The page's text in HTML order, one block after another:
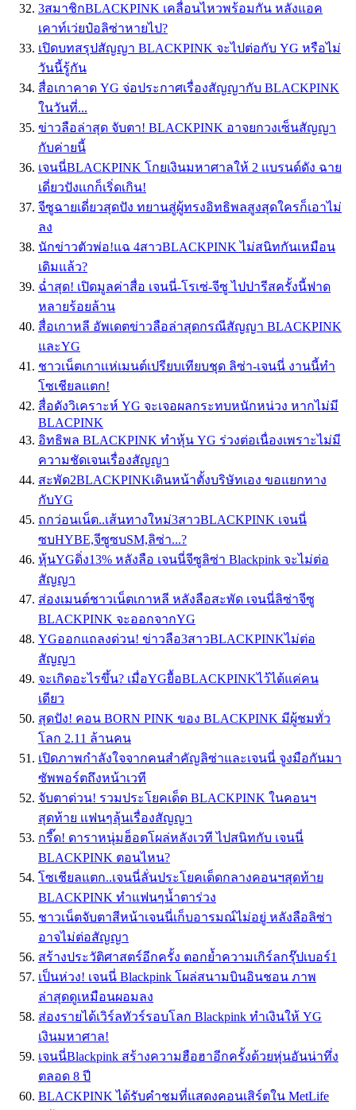
3สมาชิกBLACKPINK เคลื่อนไหวพร้อมกัน หลังแอค
เคาท์เว่ยป๋อลิซ่าหายไป?
เปิดบทสรุปสัญญา BLACKPINK จะไปต่อกับ YG หรือไม่
วันนี้รู้กัน
สื่อเกาคาด YG จ่อประกาศเรื่องสัญญากับ BLACKPINK
ในวันที่...
ข่าวลือล่าสุด จับตา! BLACKPINK อาจยกวงเซ็นสัญญา
กับค่ายนี้
เจนนี่BLACKPINK โกยเงินมหาศาลให้ 2 เเบรนด์ดัง ฉาย
เดี่ยวปังเเกก็เริ่ดเกิน!
จีซูฉายเดี่ยวสุดปัง ทยานสู่ผู้ทรงอิทธิพลสูงสุดใครก็เอาไม่
ลง
นักข่าวตัวพ่อ!แฉ 4สาวBLACKPINK ไม่สนิทกันเหมือน
เดิมแล้ว?
ฉ่ำสุด! เปิดมูลค่าสื่อ เจนนี่-โรเซ่-จีซู ไปปารีสครั้งนี้ฟาด
หลายร้อยล้าน
สื่อเกาหลี อัพเดตข่าวลือล่าสุดกรณีสัญญา BLACKPINK
และYG
ชาวเน็ตเกาเเห่เมนต์เปรียบเทียบชุด ลิซ่า-เจนนี่ งานนี้ทำ
โซเชียลเเตก!
สื่อดังวิเคราะห์ YG จะเจอผลกระทบหนักหน่วง หากไม่มี
BLACPINK
อิทธิพล BLACKPINK ทำหุ้น YG ร่วงต่อเนื่องเพราะไม่มี
ความชัดเจนเรื่องสัญญา
สะพัด2BLACKPINKเดินหน้าตั้งบริษัทเอง ขอแยกทาง
กับYG
ถกว่อนเน็ต..เส้นทางใหม่3สาวBLACKPINK เจนนี่
ซบHYBE,จีซูซบSM,ลิซ่า...?
หุ้นYGดิ่ง13% หลังลือ เจนนี่จีซูลิซ่า Blackpink จะไม่ต่อ
สัญญา
ส่องเมนต์ชาวเน็ตเกาหลี หลังลือสะพัด เจนนี่ลิซ่าจีซู
BLACKPINK จะออกจากYG
YGออกแถลงด่วน! ข่าวลือ3สาวBLACKPINKไม่ต่อ
สัญญา
จะเกิดอะไรขึ้น? เมื่อYGยื้อBLACKPINKไว้ได้แค่คน
เดียว
สุดปัง! คอน BORN PINK ของ BLACKPINK มีผู้ชมทั่ว
โลก 2.11 ล้านคน
เปิดภาพกำลังใจจากคนสำคัญลิซ่าและเจนนี่ จูงมือกันมา
ซัพพอร์ตถึงหน้าเวที
จับตาด่วน! รวมประโยคเด็ด BLACKPINK ในคอนฯ
สุดท้าย เเฟนๆลุ้นเรื่องสัญญา
กรี๊ด! ดาราหนุ่มฮ็อตโผล่หลังเวที ไปสนิทกับ เจนนี่
BLACKPINK ตอนไหน?
โซเชียลแตก..เจนนี่ลั่นประโยคเด็ดกลางคอนฯสุดท้าย
BLACKPINK ทำแฟนๆน้ำตาร่วง
ชาวเน็ตจับตาสีหน้าเจนนี่เก็บอารมณ์ไม่อยู่ หลังลือลิซ่า
อาจไม่ต่อสัญญา
สร้างประวัติศาสตร์อีกครั้ง ตอกย้ำความเกิร์ลกรุ๊ปเบอร์1
เป็นห่วง! เจนนี่ Blackpink โผล่สนามบินอินชอน ภาพ
ล่าสุดดูเหมือนผอมลง
ส่องรายได้เวิร์ลทัวร์รอบโลก Blackpink ทำเงินให้ YG
เงินมหาศาล!
เจนนี่Blackpink สร้างความฮือฮาอีกครั้งด้วยหุ่นอันน่าทึ่ง
ตลอด 8 ปี
BLACKPINK ได้รับคำชมที่แสดงคอนเสิร์ตใน MetLife